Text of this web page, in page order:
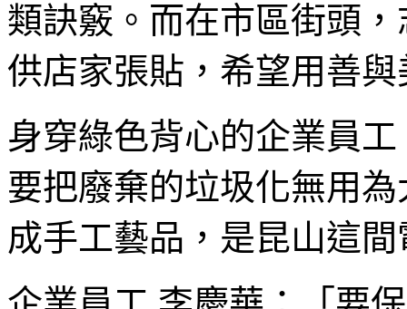
類訣竅。而在市區街頭
供店家張貼，希望用善
身穿綠色背心的企業員
要把廢棄的垃圾化無用
成手工藝品，是昆山這